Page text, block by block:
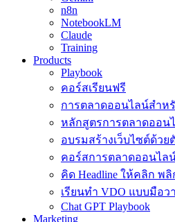
n8n
NotebookLM
Claude
Training
Products
Playbook
คอร์สเรียนฟรี
การตลาดออนไลน์สำห
หลักสูตรการตลาดออน
อบรมสร้างเว็บไซต์ด้วย
คอร์สการตลาดออนไล
คิด Headline ให้คลิก พ
เรียนทำ VDO แบบมือว
Chat GPT Playbook
Marketing